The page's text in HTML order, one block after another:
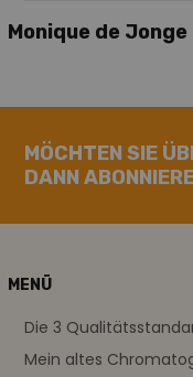
Monique de Jonge
MÖCHTEN SIE
DANN
MENÜ
Die 3
Mein altes